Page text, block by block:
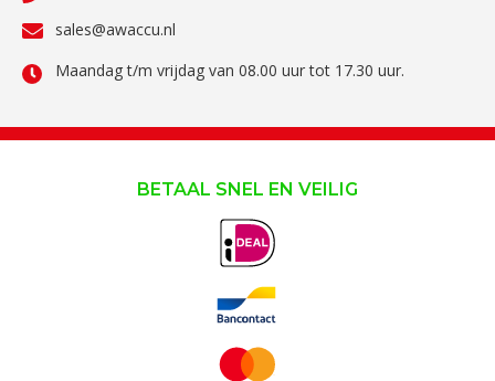
sales@awaccu.nl
Maandag t/m vrijdag van 08.00 uur tot 17.30 uur.
BETAAL SNEL EN VEILIG